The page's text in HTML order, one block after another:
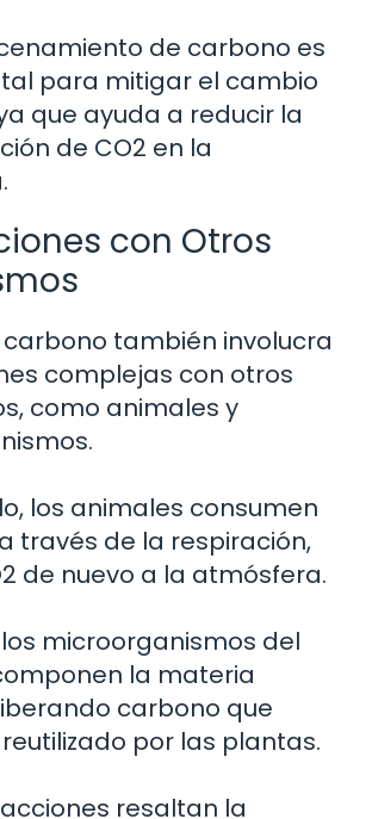
de carbono es
para mitigar el cambio
que ayuda a reducir la
de CO2 en la
con Otros
carbono también involucra
complejas con otros
como animales y
los animales consumen
través de la respiración,
de nuevo a la atmósfera.
microorganismos del
la materia
carbono que
por las plantas.
resaltan la